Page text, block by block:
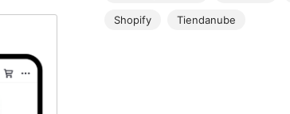
Shopify Tiendanube